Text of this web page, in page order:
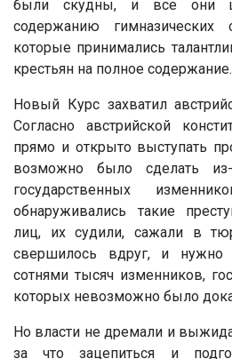
были скудны, и все они
содержанию
которые принимались
крестьян на полное содержание.
Новый Курс захватил
Согласно австрийской
прямо и открыто выступать
возможно было сделать из-
государственных
обнаруживались такие
лиц, их судили, сажали в
свершилось вдруг, и
сотнями тысяч изменников,
которых невозможно было
Но власти не дремали и
за что зацепиться и